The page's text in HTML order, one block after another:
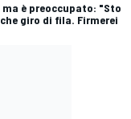
ma è preoccupato: "Sto
giro di fila. Firmerei